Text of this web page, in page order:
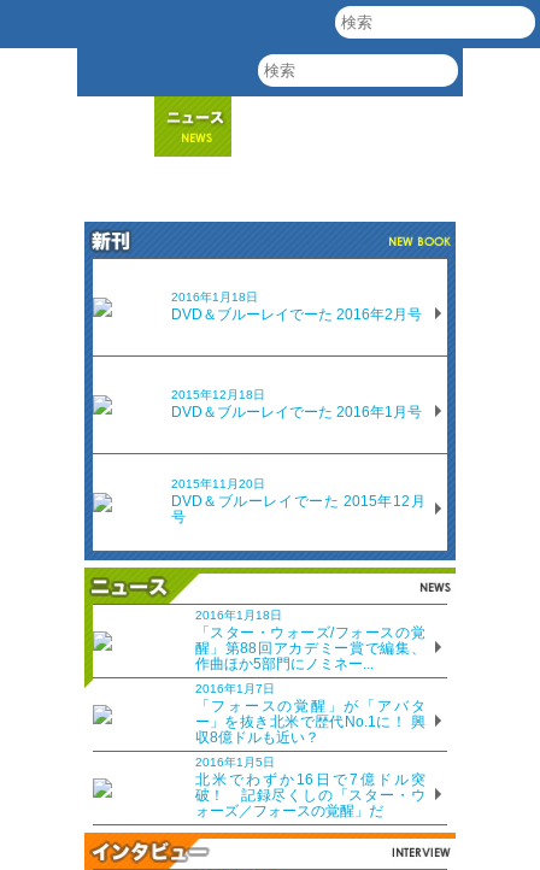
2016年1月18日
DVD＆ブルーレイでーた 2016年2月号
2015年12月18日
DVD＆ブルーレイでーた 2016年1月号
2015年11月20日
DVD＆ブルーレイでーた 2015年12月
号
2016年1月18日
「スター・ウォーズ/フォースの覚
醒」第88回アカデミー賞で編集、
作曲ほか5部門にノミネー...
2016年1月7日
「フォースの覚醒」が「アバタ
ー」を抜き北米で歴代No.1に！ 興
収8億ドルも近い？
2016年1月5日
北米でわずか16日で7億ドル突
破！ 記録尽くしの「スター・ウ
ォーズ／フォースの覚醒」だ